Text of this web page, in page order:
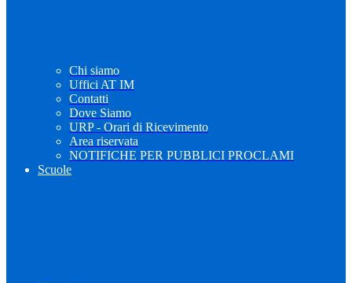
Chi siamo
Uffici AT IM
Contatti
Dove Siamo
URP - Orari di Ricevimento
Area riservata
NOTIFICHE PER PUBBLICI PROCLAMI
Scuole